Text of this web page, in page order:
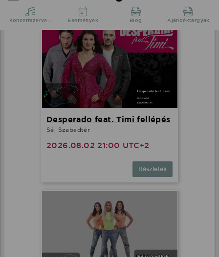
Desperado feat. Timi fellépés
Sé, Szabadtér
2026.08.02 21:00 UTC+2
Részletek